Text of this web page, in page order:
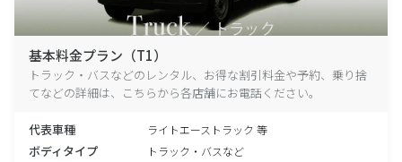
基本料金プラン（T1）
トラック・バスなどのレンタル、お得な割引料金や予約、乗り捨
てなどの詳細は、こちらから各店舗にお電話ください。
代表車種 ライトエーストラック 等
ボディタイプ トラック・バスなど